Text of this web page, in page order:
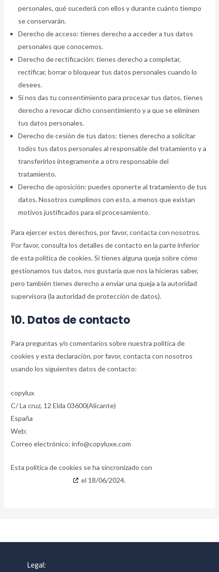
personales, qué sucederá con ellos y durante cuánto tiempo
se conservarán.
Derecho de acceso: tienes derecho a acceder a tus datos
personales que conocemos.
Derecho de rectificación: tienes derecho a completar,
rectificar, borrar o bloquear tus datos personales cuando lo
desees.
Si nos das tu consentimiento para procesar tus datos, tienes
derecho a revocar dicho consentimiento y a que se eliminen
tus datos personales.
Derecho de cesión de tus datos: tienes derecho a solicitar
todos tus datos personales al responsable del tratamiento y a
transferirlos íntegramente a otro responsable del
tratamiento.
Derecho de oposición: puedes oponerte al tratamiento de tus
datos. Nosotros cumplimos con esto, a menos que existan
motivos justificados para el procesamiento.
Para ejercer estos derechos, por favor, contacta con nosotros.
Por favor, consulta los detalles de contacto en la parte inferior
de esta política de cookies. Si tienes alguna queja sobre cómo
gestionamos tus datos, nos gustaría que nos la hicieras saber,
pero también tienes derecho a enviar una queja a la autoridad
supervisora (la autoridad de protección de datos).
10. Datos de contacto
Para preguntas y/o comentarios sobre nuestra política de
cookies y esta declaración, por favor, contacta con nosotros
usando los siguientes datos de contacto:
copylux
C/ La cruz, 12 Elda 03600(Alicante)
España
Web:
Correo electrónico:info@copyluxe.com
Esta política de cookies se ha sincronizado con
el 18/06/2024.
Legal: